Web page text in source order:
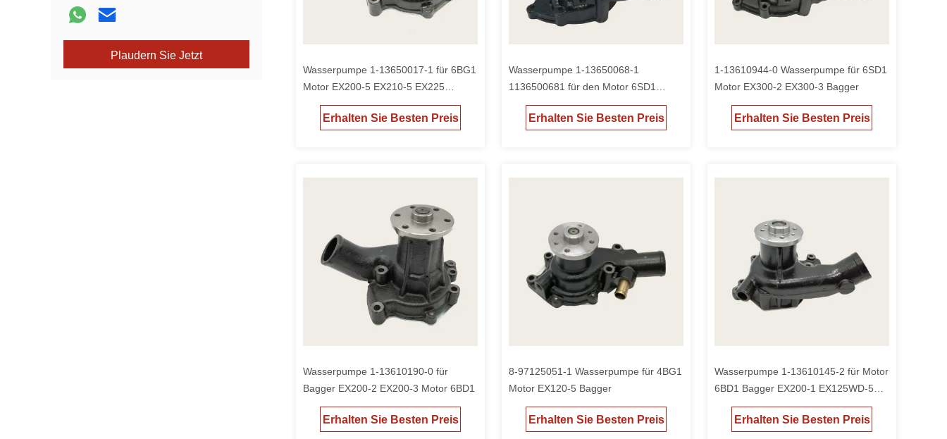
Plaudern Sie Jetzt
Wasserpumpe 1-13650017-1 für 6BG1
Motor EX200-5 EX210-5 EX225
Bagger
Erhalten Sie Besten Preis
Wasserpumpe 1-13650068-1
1136500681 für den Motor 6SD1
Bagger EX300
Erhalten Sie Besten Preis
1-13610944-0 Wasserpumpe für 6SD1
Motor EX300-2 EX300-3 Bagger
Erhalten Sie Besten Preis
Wasserpumpe 1-13610190-0 für
Bagger EX200-2 EX200-3 Motor 6BD1
Erhalten Sie Besten Preis
8-97125051-1 Wasserpumpe für 4BG1
Motor EX120-5 Bagger
Erhalten Sie Besten Preis
Wasserpumpe 1-13610145-2 für Motor
6BD1 Bagger EX200-1 EX125WD-5
EX200-5
Erhalten Sie Besten Preis